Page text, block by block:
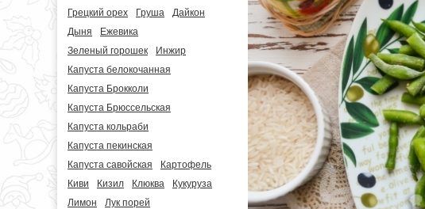
Грецкий орех
Груша
Дайкон
Дыня
Ежевика
Зеленый горошек
Инжир
Капуста белокочанная
Капуста Брокколи
Капуста Брюссельская
Капуста кольраби
Капуста пекинская
Капуста савойская
Картофель
Киви
Кизил Клюква
Кукуруза
Лимон
Лук порей